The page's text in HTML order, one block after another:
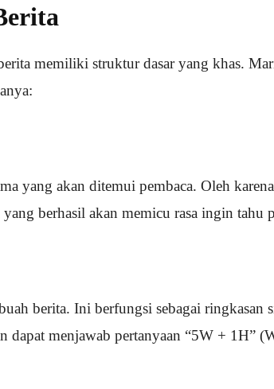
memiliki struktur dasar yang khas.
yang akan ditemui pembaca. Oleh
berhasil akan memicu rasa ingin tahu
berita. Ini berfungsi sebagai ringkasan
dapat menjawab pertanyaan “5W + 1H”